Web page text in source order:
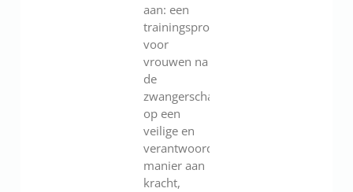
aan: een
trainingsprogramma
voor
vrouwen na
de
zwangerschap.Werk
op een
veilige en
verantwoorde
manier aan
kracht,